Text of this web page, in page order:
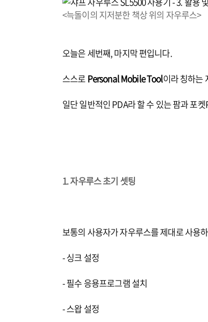
<늑돌이의 지저분한 책상 위의 자우루스>
오늘은 세번째, 마지막 편입니다.
스스로 Personal Mobile Tool이라 칭하는
일단 일반적인 PDA라 할 수 있는 팜과 포
1. 자우루스 초기 셋팅
보통의 사용자가 자우루스를 제대로 사용
- 싱크 설정
- 필수 응용프로그램 설치
- 스왑 설정